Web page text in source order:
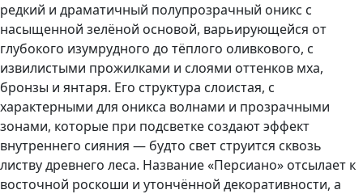
редкий и драматичный полупрозрачный оникс с
насыщенной зелёной основой, варьирующейся от
глубокого изумрудного до тёплого оливкового, с
извилистыми прожилками и слоями оттенков мха,
бронзы и янтаря. Его структура слоистая, с
характерными для оникса волнами и прозрачными
зонами, которые при подсветке создают эффект
внутреннего сияния — будто свет струится сквозь
листву древнего леса. Название «Персиано» отсылает к
восточной роскоши и утончённой декоративности, а